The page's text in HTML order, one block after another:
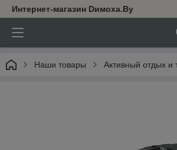
Интернет-магазин Dимoхa.By
Наши товары Активный отдых и